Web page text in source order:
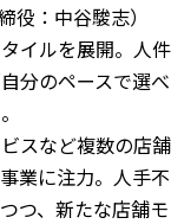
役：中谷駿志）
イルを展開。人件
分のペースで選べ
スなど複数の店舗
業に注力。人手不
つ、新たな店舗モ